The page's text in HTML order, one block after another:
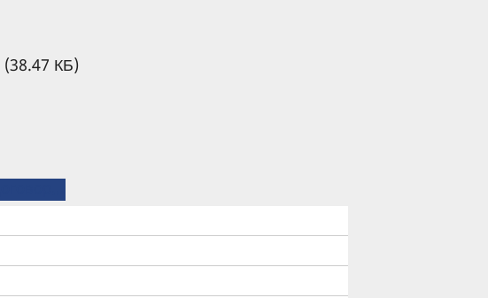
(38.47 КБ)